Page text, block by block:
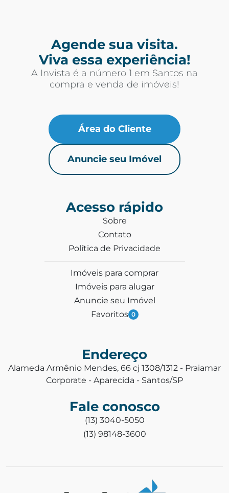
Agende sua visita.
Viva essa experiência!
A Invista é a número 1 em Santos na
compra e venda de imóveis!
Área do Cliente
Anuncie seu Imóvel
Acesso rápido
Sobre
Contato
Política de Privacidade
Imóveis para comprar
Imóveis para alugar
Anuncie seu Imóvel
Favoritos 0
Endereço
Alameda Armênio Mendes, 66 cj 1308/1312 - Praiamar
Corporate - Aparecida - Santos/SP
Fale conosco
(13) 3040-5050
(13) 98148-3600